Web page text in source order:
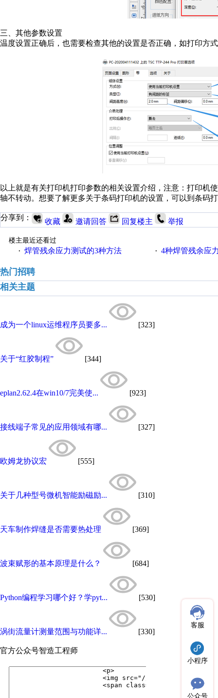
三、其他参数设置
温度设置正确后，也需要检查其他的设置是否正确，如打印方
以上就是有关打印机打印参数的相关设置介绍，注意：打印机
轴不转动。想要了解更多关于条码打印机的设置，可以到条码
分享到： 收藏 邀请回答 回复楼主 举报
楼主最近还看过
· 焊管残余应力测试的3种方法 · 4种焊管残余应
热门招聘
相关主题
成为一个linux运维程序员要多... [323]
关于“红胶制程” [344]
eplan2.62.4在win10/7完美使... [923]
接线端子常见的应用领域有哪... [327]
欧姆龙协议宏 [555]
关于几种型号微机智能励磁励... [310]
天车制作焊缝是否需要热处理 [369]
波束赋形的基本原理是什么？ [684]
Python编程学习哪个好？学pyt... [530]
涡街流量计测量范围与功能详... [330]
官方公众号智造工程师
客服
小程序
公众号